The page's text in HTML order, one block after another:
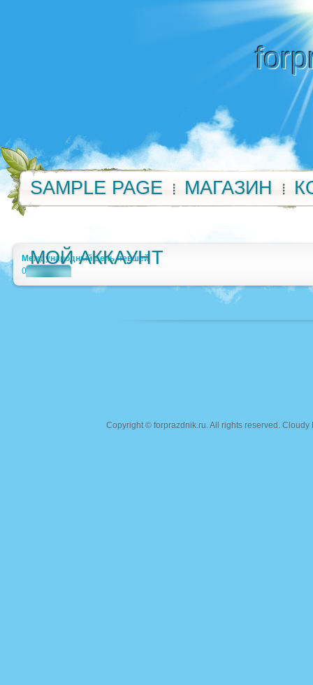
SAMPLE PAGE МАГАЗИН
МОЙ АККАУНТ
Международный день левшей
0
Copyright © forprazdnik.ru. All rights reserved.